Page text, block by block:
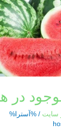
در
سایت / %آسترا%